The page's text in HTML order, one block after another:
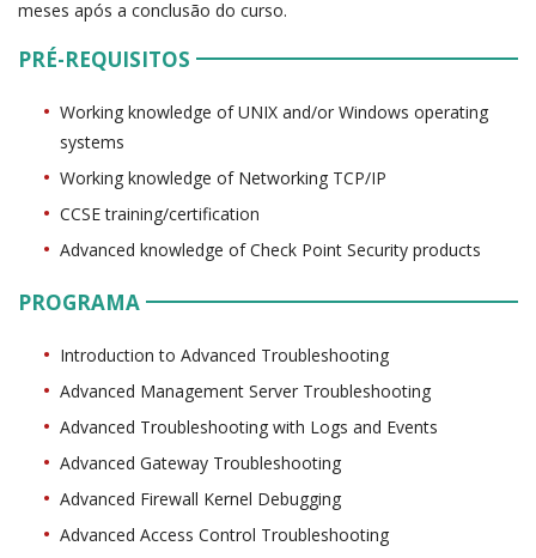
meses após a conclusão do curso.
PRÉ-REQUISITOS
Working knowledge of UNIX and/or Windows operating
systems
Working knowledge of Networking TCP/IP
CCSE training/certification
Advanced knowledge of Check Point Security products
PROGRAMA
Introduction to Advanced Troubleshooting
Advanced Management Server Troubleshooting
Advanced Troubleshooting with Logs and Events
Advanced Gateway Troubleshooting
Advanced Firewall Kernel Debugging
Advanced Access Control Troubleshooting